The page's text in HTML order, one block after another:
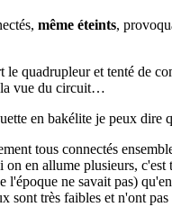
même éteints,
quadrupleur et tenté de
la vue du circuit…
en bakélite je peux dire
tous connectés
en allume plusieurs,
ne savait pas)
sont très faibles et n'ont